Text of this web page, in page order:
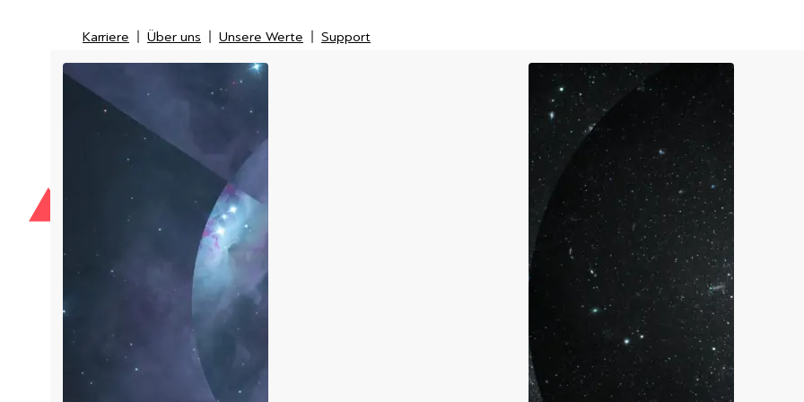
Karriere Über uns Unsere Werte Support
Karriere
Über uns
Unsere Werte
IT-Security
IT-Messtechnik
Managed Service Provider
Kunden